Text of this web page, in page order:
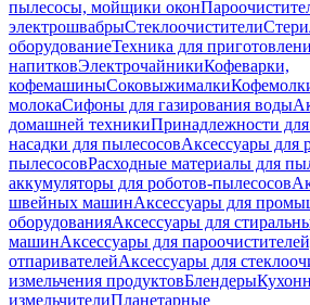
пылесосы, мойщики окон
электрошвабрыСтеклоочистители
оборудованиеТехника для
напитковЭлектрочайникиКофеварки,
кофемашиныСоковыжималки
молокаСифоны для газирования воды
домашней техникиПринадлежности
насадки для пылесосовАксессуары для
пылесосовРасходные материалы для
аккумуляторы для роботов-пылесосов
швейных машинАксессуары для
оборудованияАксессуары для
машинАксессуары для
отпаривателейАксессуары для
измельчения продуктовБлендеры
измельчителиПланетарные